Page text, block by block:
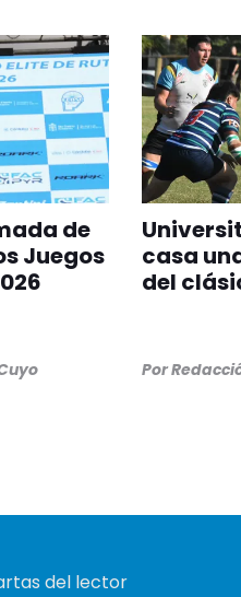
de
Juegos
casa
del
Por
del lector